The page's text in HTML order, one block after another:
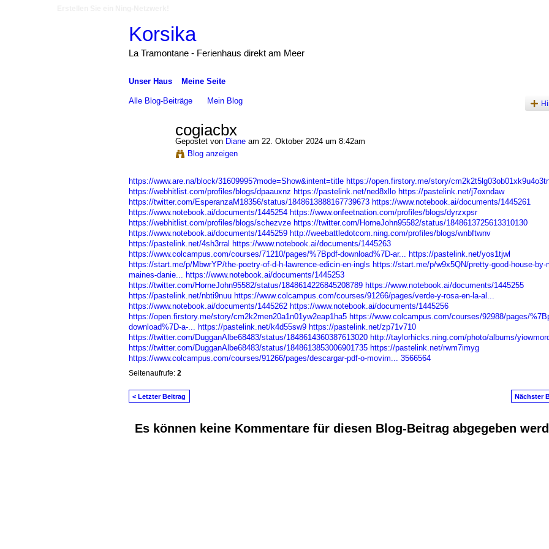
Korsika
La Tramontane - Ferienhaus direkt am Meer
Unser Haus Meine Seite
Alle Blog-Beiträge Mein Blog
cogiacbx
Gepostet von Dianeam 22. Oktober 2024 um 8:42am
Blog anzeigen
https://www.are.na/block/31609995?mode=Show&intent=title https://open.firstory.me/story/
https://webhitlist.com/profiles/blogs/dpaauxnz https://pastelink.net/ned8xllo https://pastelink.net/j7oxndaw
https://twitter.com/EsperanzaM18356/status/1848613888167739673 https://www.notebook.ai/documents/1445261
https://www.notebook.ai/documents/1445254 https://www.onfeetnation.com/profiles/blogs/dyrzxpsr
https://webhitlist.com/profiles/blogs/schezvze https://twitter.com/HorneJohn95582/status/1848613725613310130
https://www.notebook.ai/documents/1445259 http://weebattledotcom.ning.com/profiles/blogs/wnbftwnv
https://pastelink.net/4sh3rral https://www.notebook.ai/documents/1445263
https://www.colcampus.com/courses/71210/pages/%7Bpdf-download%7D-ar... https://pastelink.net/yos1tjwl
https://start.me/p/MbwrYP/the-poetry-of-d-h-lawrence-edicin-en-ingls https://start.me/p/w9x5QN/pretty-good-house-by-
maines-danie... https://www.notebook.ai/documents/1445253
https://twitter.com/HorneJohn95582/status/1848614226845208789 https://www.notebook.ai/documents/1445255
https://pastelink.net/nbti9nuu https://www.colcampus.com/courses/91266/pages/verde-y-rosa-en-la-al...
https://www.notebook.ai/documents/1445262 https://www.notebook.ai/documents/1445256
https://open.firstory.me/story/cm2k2men20a1n01yw2eap1ha5 https://www.colcampus.com/courses/92988/pages/
download%7D-a-... https://pastelink.net/k4d55sw9 https://pastelink.net/zp71v710
https://twitter.com/DugganAlbe68483/status/1848614360387613020 http://taylorhicks.ning.com/photo/albums/
https://twitter.com/DugganAlbe68483/status/1848613853006901735 https://pastelink.net/rwm7imyg
https://www.colcampus.com/courses/91266/pages/descargar-pdf-o-movim... 3566564
Seitenaufrufe: 2
< Letzter Beitrag Nächster
Es können keine Kommentare für diesen Blog-Beitrag abgegeben